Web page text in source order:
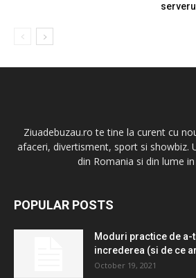
Ziuadebuzau.ro te tine la curent cu
afaceri, divertisment, sport si showbiz.
din Romania si din lume
POPULAR POSTS
Moduri practice de a-
increderea (si de ce
October 19, 2021